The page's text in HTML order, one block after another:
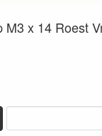
M3 x 14 Roest